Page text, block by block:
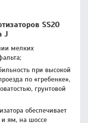
SS20
J
мелких
при высокой
по «гребенке»,
грунтовой
обеспечивает
и ям, на шоссе